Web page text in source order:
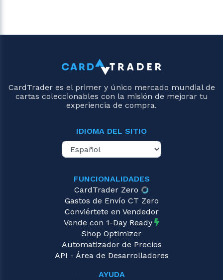
CardTrader es el primer y único mercado mundial de
cartas coleccionables con la misión de mejorar tu
experiencia de compra.
IDIOMA DEL SITIO
FUNCIONALIDADES
CardTrader Zero
Gastos de Envío CT Zero
Conviértete en Vendedor
Vende con 1-Day Ready
Shop Optimizer
Automatizador de Precios
API - Área de Desarrolladores
AYUDA